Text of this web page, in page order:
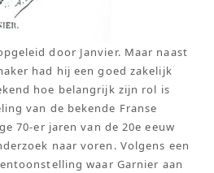
door Janvier. Maar naast
had hij een goed zakelijk
hoe belangrijk zijn rol is
van de bekende Franse
70-er jaren van de 20e eeuw
naar voren. Volgens een
waar Garnier aan